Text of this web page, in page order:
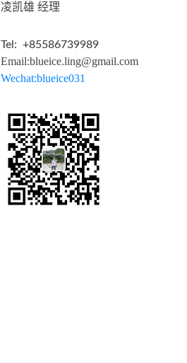
凌凯雄 经理
Tel: +85586739989
Email:blueice.ling@gmail.com
Wechat:blueice031